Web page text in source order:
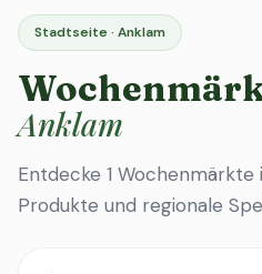
Stadtseite · Anklam
Anklam
Entdecke 1
Produkte und regionale